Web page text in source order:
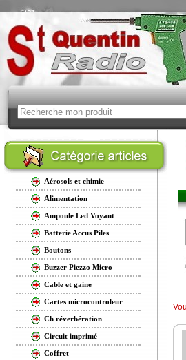
Aérosols et chimie
Alimentation
Ampoule Led Voyant
Batterie Accus Piles
Boutons
Buzzer Piezzo Micro
Cable et gaine
Cartes microcontroleur
Ch réverbération
Circuit imprimé
Coffret